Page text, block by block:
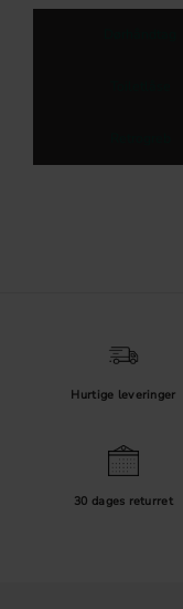
Hurtige leveringer
30 dages returret